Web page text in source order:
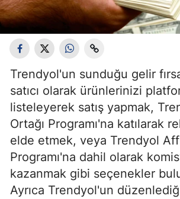
Trendyol'un sunduğu gelir
satıcı olarak ürünlerinizi
listeleyerek satış yapmak,
Ortağı Programı'na katılarak
elde etmek, veya Trendyol
Programı'na dahil olarak
kazanmak gibi seçenekler
Ayrıca Trendyol'un